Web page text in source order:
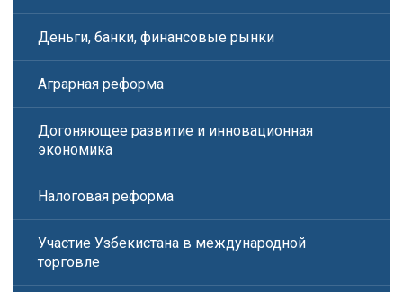
Деньги, банки, финансовые рынки
Аграрная реформа
Догоняющее развитие и инновационная
экономика
Налоговая реформа
Участие Узбекистана в международной
торговле